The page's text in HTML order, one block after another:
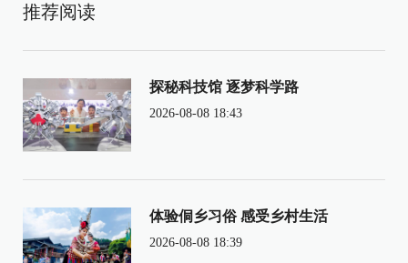
推荐阅读
探秘科技馆 逐梦科学路
2026-08-08 18:43
体验侗乡习俗 感受乡村生活
2026-08-08 18:39